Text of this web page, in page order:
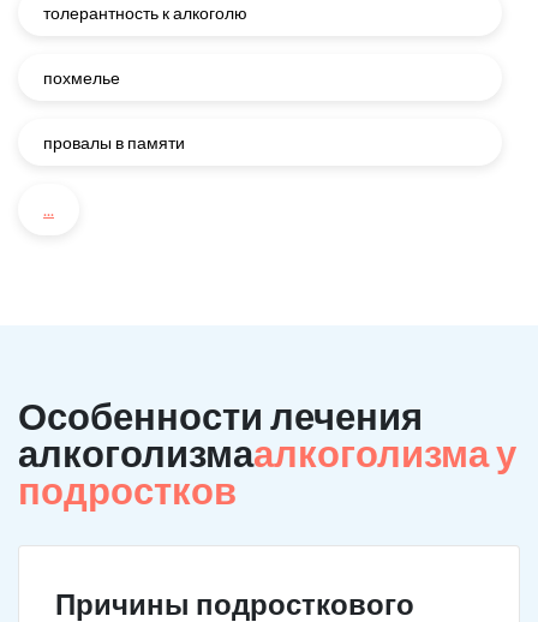
толерантность к алкоголю
похмелье
провалы в памяти
...
Особенности лечения
алкоголизмаалкоголизма у
подростков
Причины подросткового